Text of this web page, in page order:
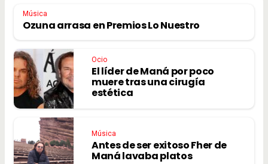
Música
Ozuna arrasa en Premios Lo Nuestro
Ocio
El líder de Maná por poco
muere tras una cirugía
estética
Música
Antes de ser exitoso Fher de
Maná lavaba platos